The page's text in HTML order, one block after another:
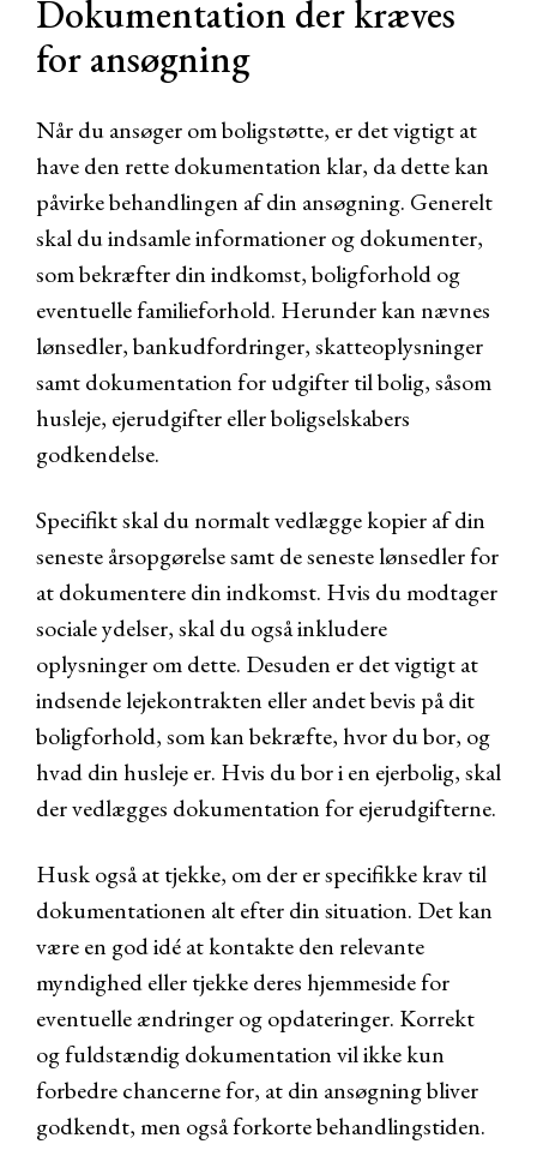
Dokumentation der kræves
for ansøgning
Når du ansøger om boligstøtte, er det vigtigt at
have den rette dokumentation klar, da dette kan
påvirke behandlingen af din ansøgning. Generelt
skal du indsamle informationer og dokumenter,
som bekræfter din indkomst, boligforhold og
eventuelle familieforhold. Herunder kan nævnes
lønsedler, bankudfordringer, skatteoplysninger
samt dokumentation for udgifter til bolig, såsom
husleje, ejerudgifter eller boligselskabers
godkendelse.
Specifikt skal du normalt vedlægge kopier af din
seneste årsopgørelse samt de seneste lønsedler for
at dokumentere din indkomst. Hvis du modtager
sociale ydelser, skal du også inkludere
oplysninger om dette. Desuden er det vigtigt at
indsende lejekontrakten eller andet bevis på dit
boligforhold, som kan bekræfte, hvor du bor, og
hvad din husleje er. Hvis du bor i en ejerbolig, skal
der vedlægges dokumentation for ejerudgifterne.
Husk også at tjekke, om der er specifikke krav til
dokumentationen alt efter din situation. Det kan
være en god idé at kontakte den relevante
myndighed eller tjekke deres hjemmeside for
eventuelle ændringer og opdateringer. Korrekt
og fuldstændig dokumentation vil ikke kun
forbedre chancerne for, at din ansøgning bliver
godkendt, men også forkorte behandlingstiden.